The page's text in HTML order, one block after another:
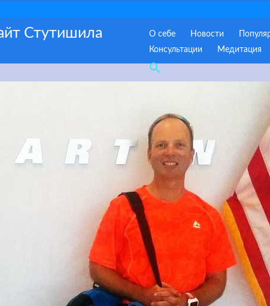
Стутишила
О себе Новости
Консультации
Медитация